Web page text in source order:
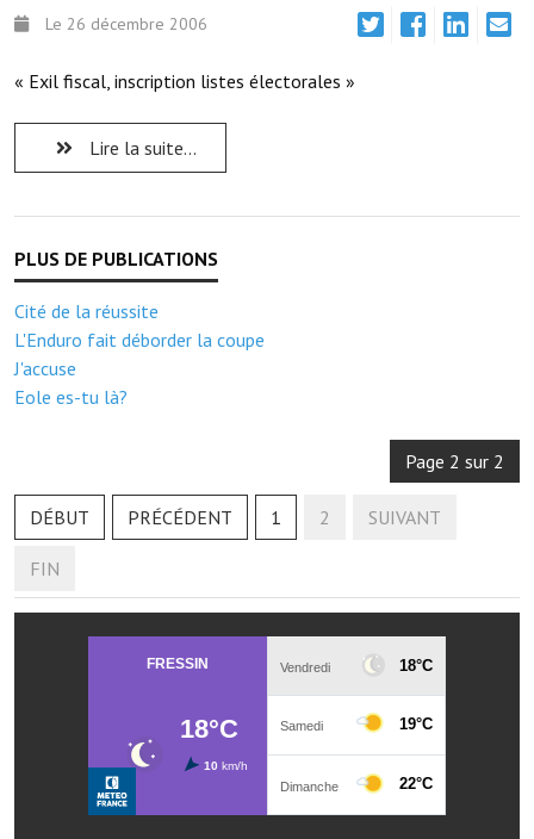
Projets et travaux en cours
Communication
Le bulletin municipal : Fressinfo & Le Fressinois
Toutes les publications
Le village dans l'intercommunalité
Autres groupements
Les réseaux partenaires
L'office de tourisme
VILLE PRATIQUE
Services publics intercommunaux
Le 26 décembre 2006
« Exil fiscal, inscription listes électorales »
Lire la suite...
Cité de la réussite
L'Enduro fait déborder la coupe
J'accuse
Eole es-tu là?
Page 2 sur 2
DÉBUT PRÉCÉDENT 1 2 SUIVANT
FIN